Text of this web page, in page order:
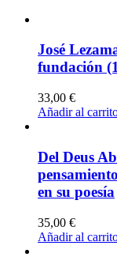
José
fundación
33,00 €
Añadir al
Del Deus
en su poesía
35,00 €
Añadir al